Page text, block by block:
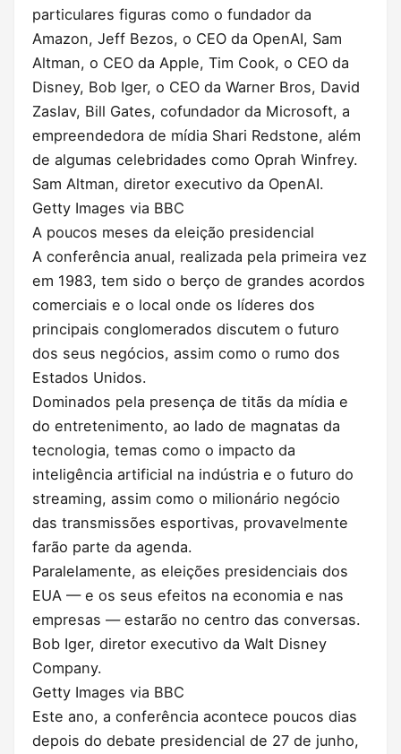
particulares figuras como o fundador da
Amazon, Jeff Bezos, o CEO da OpenAI, Sam
Altman, o CEO da Apple, Tim Cook, o CEO da
Disney, Bob Iger, o CEO da Warner Bros, David
Zaslav, Bill Gates, cofundador da Microsoft, a
empreendedora de mídia Shari Redstone, além
de algumas celebridades como Oprah Winfrey.
Sam Altman, diretor executivo da OpenAI.
Getty Images via BBC
A poucos meses da eleição presidencial
A conferência anual, realizada pela primeira vez
em 1983, tem sido o berço de grandes acordos
comerciais e o local onde os líderes dos
principais conglomerados discutem o futuro
dos seus negócios, assim como o rumo dos
Estados Unidos.
Dominados pela presença de titãs da mídia e
do entretenimento, ao lado de magnatas da
tecnologia, temas como o impacto da
inteligência artificial na indústria e o futuro do
streaming, assim como o milionário negócio
das transmissões esportivas, provavelmente
farão parte da agenda.
Paralelamente, as eleições presidenciais dos
EUA — e os seus efeitos na economia e nas
empresas — estarão no centro das conversas.
Bob Iger, diretor executivo da Walt Disney
Company.
Getty Images via BBC
Este ano, a conferência acontece poucos dias
depois do debate presidencial de 27 de junho,